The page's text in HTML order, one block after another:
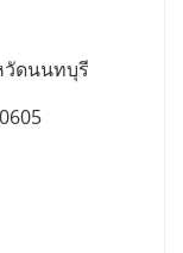
วัดนนทบุรี